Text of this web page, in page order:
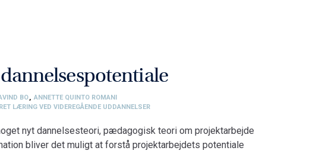
BO, ANNETTE QUINTO ROMANI
LÆRING VED VIDEREGÅENDE UDDANNELSER
nyt dannelsesteori, pædagogisk teori om projektarbejde
bliver det muligt at forstå projektarbejdets potentiale